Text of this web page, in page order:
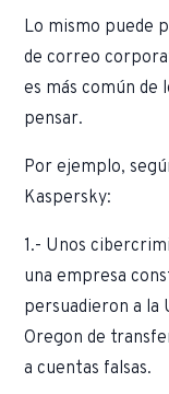
Lo mismo puede
de correo
es más común de
pensar.
Por ejemplo,
Kaspersky:
1.- Unos
una empresa
persuadieron a
Oregon de
a cuentas falsas.